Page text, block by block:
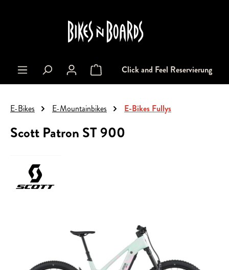
Warenkorb enthält 0 Positionen. Der
Click and Feel Reservierung
E-Bikes E-Mountainbikes E-Bikes Fullys
Scott Patron ST 900
Bildergalerie überspringen